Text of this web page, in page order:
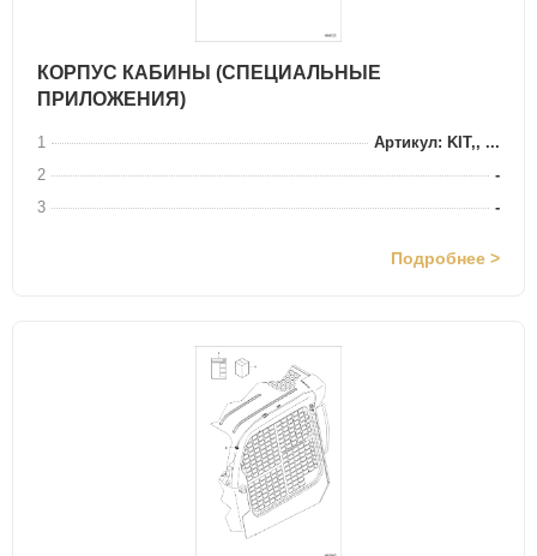
КОРПУС КАБИНЫ (СПЕЦИАЛЬНЫЕ
ПРИЛОЖЕНИЯ)
1
Артикул: KIT,, ...
2
-
3
-
Подробнее >